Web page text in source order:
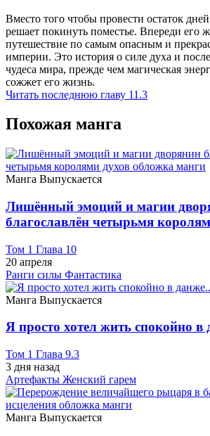
Вместо того чтобы провести остаток
решает покинуть поместье. Впереди его
путешествие по самым опасным и
империи. Это история о силе духа и
чудеса мира, прежде чем магическая
сожжет его жизнь.
Читать последнюю главу 11.3
Похожая манга
Манга Выпускается
Лишённый эмоций и магии
благославлён четырьмя
Том 1 Глава 10
20 апреля
Ранги силы Фантастика
Манга Выпускается
Я просто хотел жить спокойно в
Том 1 Глава 9.3
3 дня назад
Артефакты Женский гарем
Манга Выпускается